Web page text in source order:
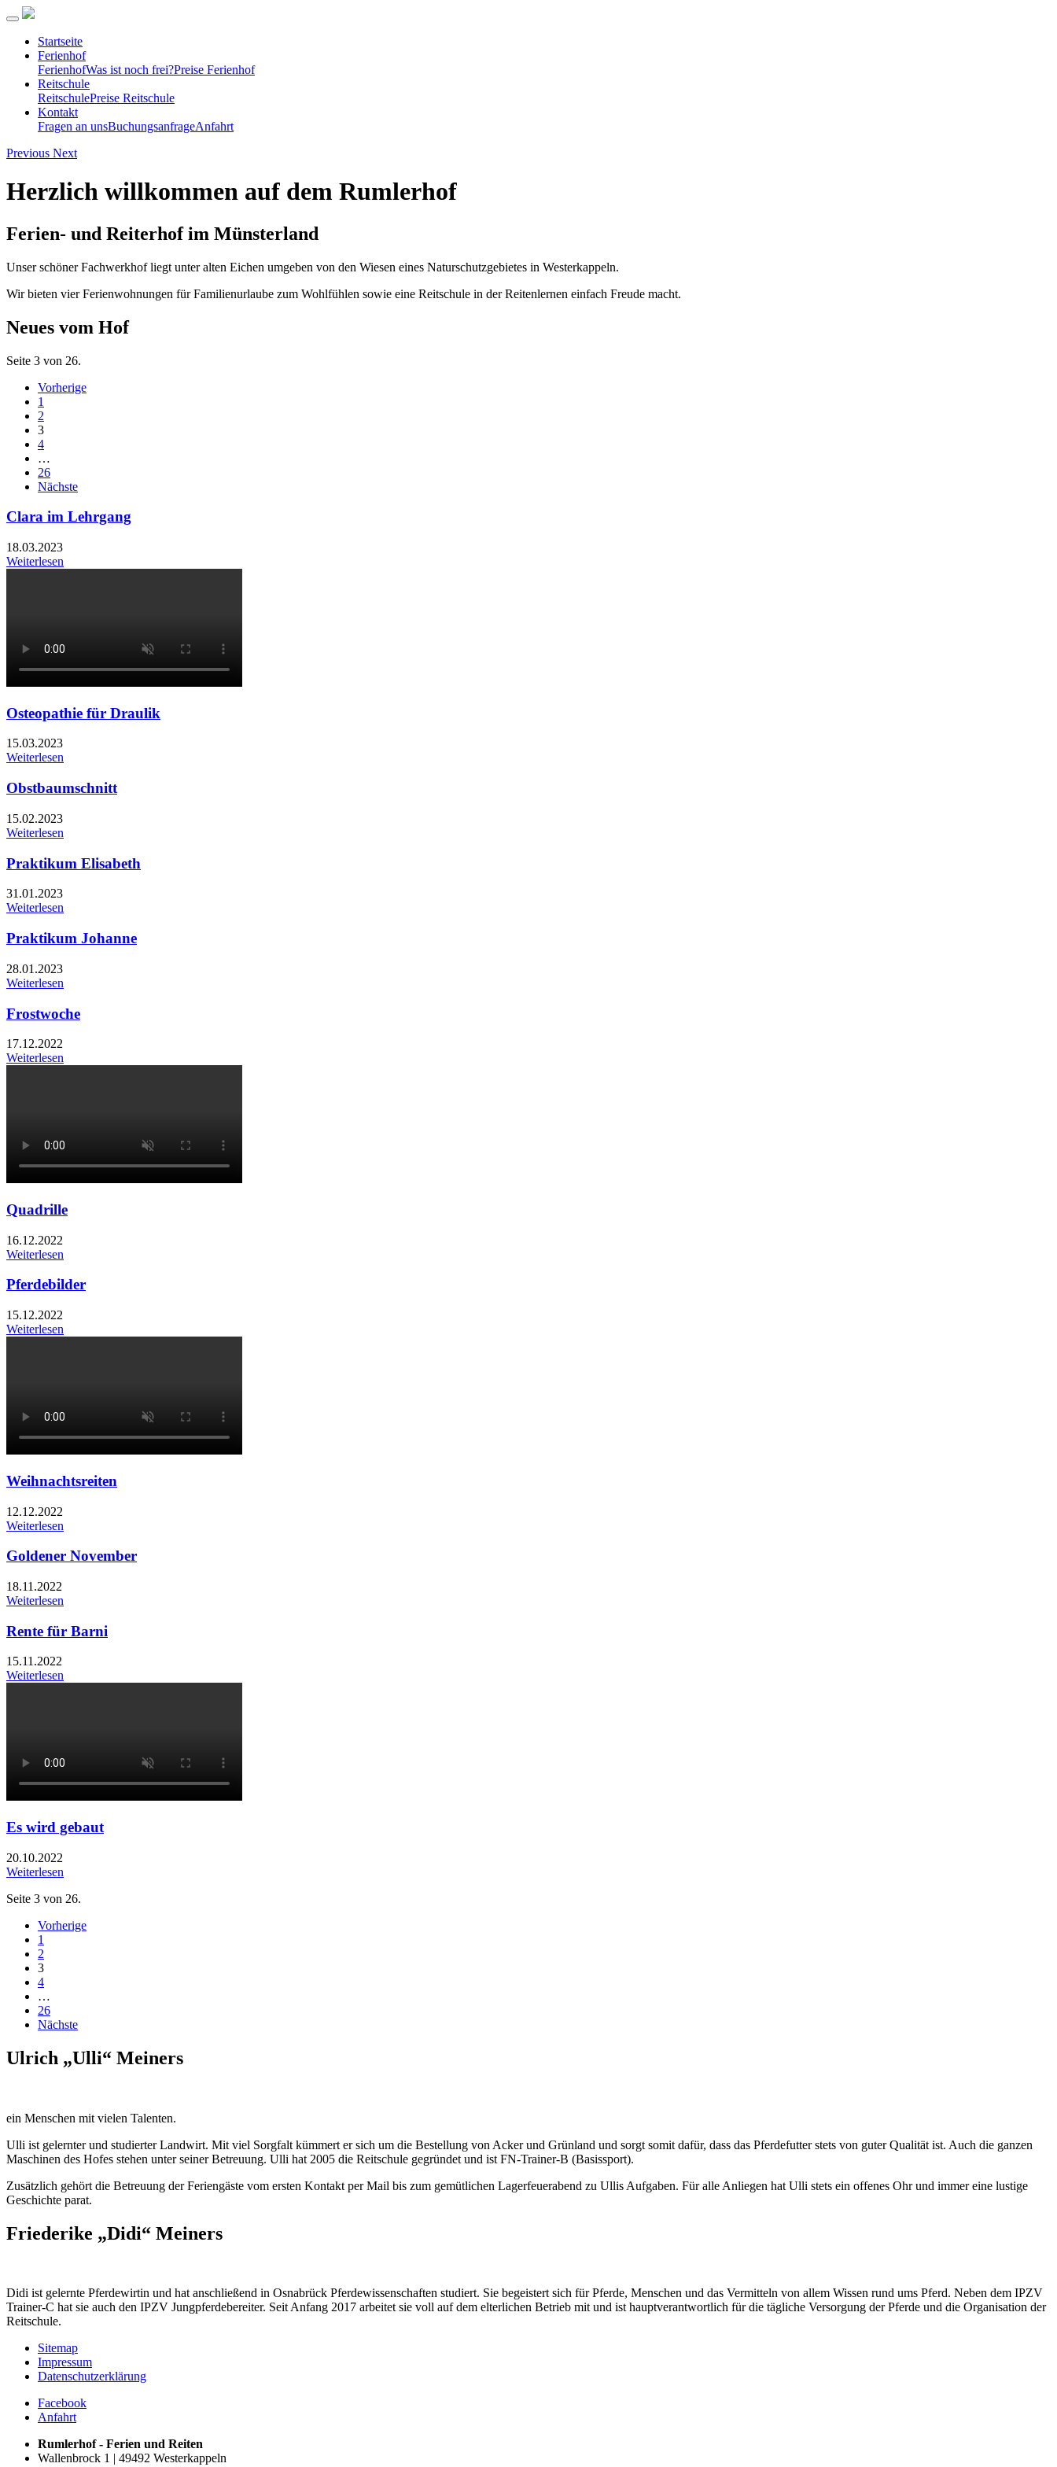
Startseite
Ferienhof
FerienhofWas ist noch frei?Preise Ferienhof
Reitschule
ReitschulePreise Reitschule
Kontakt
Fragen an unsBuchungsanfrageAnfahrt
Previous Next
Herzlich willkommen auf dem Rumlerhof
Ferien- und Reiterhof im Münsterland
Unser schöner Fachwerkhof liegt unter alten Eichen umgeben von den Wiesen eines Naturschutzgebietes in Westerkappeln.
Wir bieten vier Ferienwohnungen für Familienurlaube zum Wohlfühlen sowie eine Reitschule in der Reitenlernen einfach Freude macht.
Neues vom Hof
Seite 3 von 26.
Vorherige
1
2
3
4
…
26
Nächste
Clara im Lehrgang
18.03.2023
Weiterlesen
Osteopathie für Draulik
15.03.2023
Weiterlesen
Obstbaumschnitt
15.02.2023
Weiterlesen
Praktikum Elisabeth
31.01.2023
Weiterlesen
Praktikum Johanne
28.01.2023
Weiterlesen
Frostwoche
17.12.2022
Weiterlesen
Quadrille
16.12.2022
Weiterlesen
Pferdebilder
15.12.2022
Weiterlesen
Weihnachtsreiten
12.12.2022
Weiterlesen
Goldener November
18.11.2022
Weiterlesen
Rente für Barni
15.11.2022
Weiterlesen
Es wird gebaut
20.10.2022
Weiterlesen
Seite 3 von 26.
Vorherige
1
2
3
4
…
26
Nächste
Ulrich „Ulli“ Meiners
ein Menschen mit vielen Talenten.
Ulli ist gelernter und studierter Landwirt. Mit viel Sorgfalt kümmert er sich um die Bestellung von Acker und Grünland und sorgt somit dafür, dass das Pferdefutter stets von guter Qualität ist. Auch die ganzen
Maschinen des Hofes stehen unter seiner Betreuung. Ulli hat 2005 die Reitschule gegründet und ist FN-Trainer-B (Basissport).
Zusätzlich gehört die Betreuung der Feriengäste vom ersten Kontakt per Mail bis zum gemütlichen Lagerfeuerabend zu Ullis Aufgaben. Für alle Anliegen hat Ulli stets ein offenes Ohr und immer eine lustige
Geschichte parat.
Friederike „Didi“ Meiners
Didi ist gelernte Pferdewirtin und hat anschließend in Osnabrück Pferdewissenschaften studiert. Sie begeistert sich für Pferde, Menschen und das Vermitteln von allem Wissen rund ums Pferd. Neben dem IPZV
Trainer-C hat sie auch den IPZV Jungpferdebereiter. Seit Anfang 2017 arbeitet sie voll auf dem elterlichen Betrieb mit und ist hauptverantwortlich für die tägliche Versorgung der Pferde und die Organisation der
Reitschule.
Sitemap
Impressum
Datenschutzerklärung
Facebook
Anfahrt
Rumlerhof - Ferien und Reiten
Wallenbrock 1 | 49492 Westerkappeln